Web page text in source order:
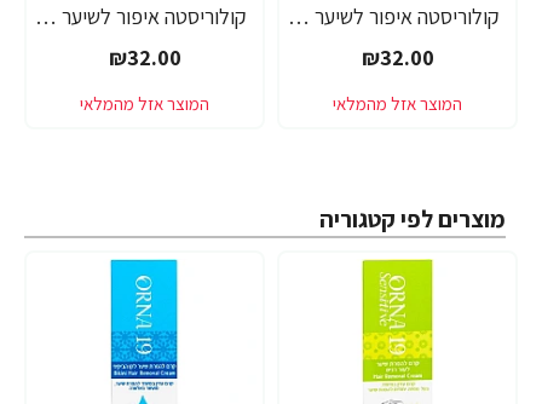
קולוריסטה איפור לשיער אדום 30 מ"ל - מבית L'OREAL PARIS
₪32.00
קולוריסטה איפור לשיער ורוד כהה 30 מ"ל - מבית L'OREAL PARIS
₪32.00
מוצרים לפי קטגוריה